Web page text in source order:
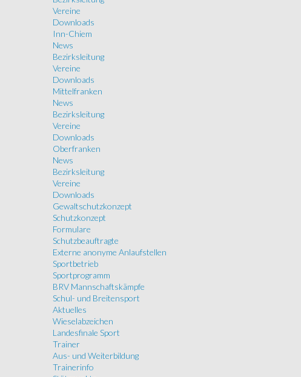
Vereine
Downloads
Inn-Chiem
News
Bezirksleitung
Vereine
Downloads
Mittelfranken
News
Bezirksleitung
Vereine
Downloads
Oberfranken
News
Bezirksleitung
Vereine
Downloads
Gewaltschutzkonzept
Schutzkonzept
Formulare
Schutzbeauftragte
Externe anonyme Anlaufstellen
Sportbetrieb
Sportprogramm
BRV Mannschaftskämpfe
Schul- und Breitensport
Aktuelles
Wieselabzeichen
Landesfinale Sport
Trainer
Aus- und Weiterbildung
Trainerinfo